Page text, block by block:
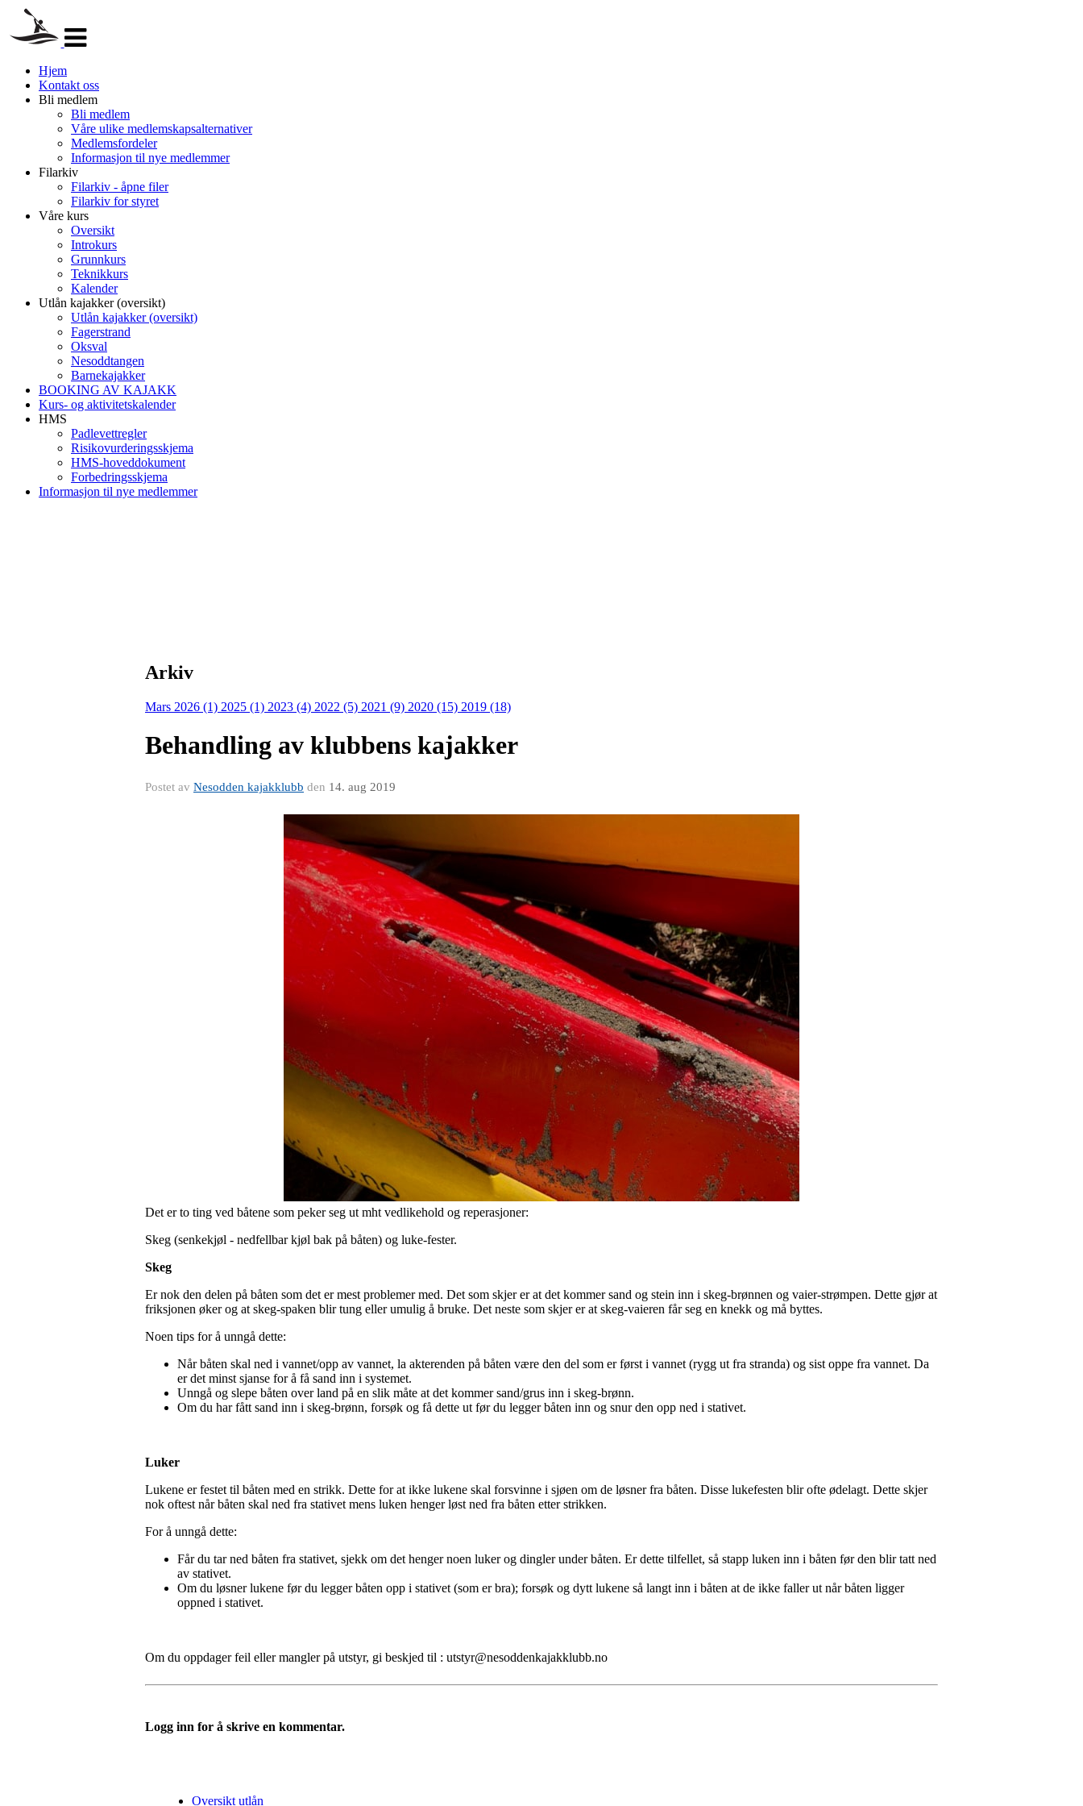
navigasjon
Hjem
Kontakt oss
Bli medlem
Bli medlem
Våre ulike medlemskapsalternativer
Medlemsfordeler
Informasjon til nye medlemmer
Filarkiv
Filarkiv - åpne filer
Filarkiv for styret
Våre kurs
Oversikt
Introkurs
Grunnkurs
Teknikkurs
Kalender
Utlån kajakker (oversikt)
Utlån kajakker (oversikt)
Fagerstrand
Oksval
Nesoddtangen
Barnekajakker
BOOKING AV KAJAKK
Kurs- og aktivitetskalender
HMS
Padlevettregler
Risikovurderingsskjema
HMS-hoveddokument
Forbedringsskjema
Informasjon til nye medlemmer
Arkiv
Mars 2026 (1) 2025 (1) 2023 (4) 2022 (5) 2021 (9) 2020 (15) 2019 (18)
Behandling av klubbens kajakker
Postet av Nesodden kajakklubb den 14. aug 2019
Det er to ting ved båtene som peker seg ut mht vedlikehold og reperasjoner:
Skeg (senkekjøl - nedfellbar kjøl bak på båten) og luke-fester.
Skeg
Er nok den delen på båten som det er mest problemer med. Det som skjer er at det kommer sand og stein inn i skeg-brønnen og vaier-strømpen. Dette gjør at
friksjonen øker og at skeg-spaken blir tung eller umulig å bruke. Det neste som skjer er at skeg-vaieren får seg en knekk og må byttes.
Noen tips for å unngå dette:
Når båten skal ned i vannet/opp av vannet, la akterenden på båten være den del som er først i vannet (rygg ut fra stranda) og sist oppe fra vannet. Da
er det minst sjanse for å få sand inn i systemet.
Unngå og slepe båten over land på en slik måte at det kommer sand/grus inn i skeg-brønn.
Om du har fått sand inn i skeg-brønn, forsøk og få dette ut før du legger båten inn og snur den opp ned i stativet.
Luker
Lukene er festet til båten med en strikk. Dette for at ikke lukene skal forsvinne i sjøen om de løsner fra båten. Disse lukefesten blir ofte ødelagt. Dette skjer
nok oftest når båten skal ned fra stativet mens luken henger løst ned fra båten etter strikken.
For å unngå dette:
Får du tar ned båten fra stativet, sjekk om det henger noen luker og dingler under båten. Er dette tilfellet, så stapp luken inn i båten før den blir tatt ned
av stativet.
Om du løsner lukene før du legger båten opp i stativet (som er bra); forsøk og dytt lukene så langt inn i båten at de ikke faller ut når båten ligger
oppned i stativet.
Om du oppdager feil eller mangler på utstyr, gi beskjed til : utstyr@nesoddenkajakklubb.no
Logg inn for å skrive en kommentar.
Oversikt utlån